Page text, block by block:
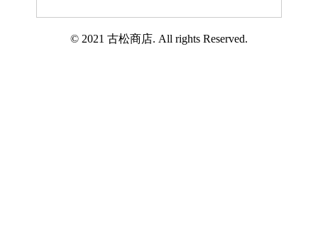
© 2021 古松商店. All rights Reserved.